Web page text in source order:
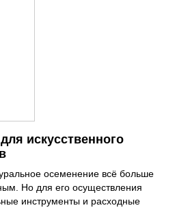
искусственного
осеменение всё больше
Но для его осуществления
инструменты и расходные